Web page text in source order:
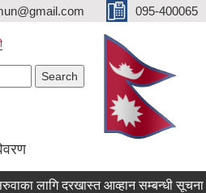
095-400065
दरखास्त आव्हान सम्बन्धी सूचना ।